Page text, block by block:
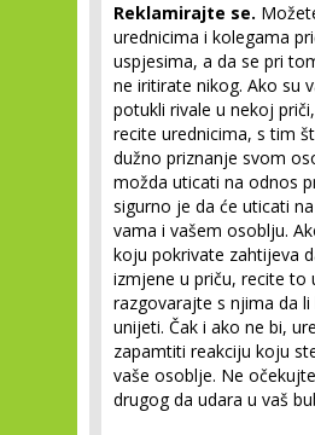
Reklamirajte se.
urednicima i kolegama
uspjesima, a da se pri
ne iritirate nikog. Ako su
potukli rivale u nekoj
recite urednicima, s tim
dužno priznanje svom
možda uticati na odnos
sigurno je da će uticati
vama i vašem osoblju.
koju pokrivate zahtijeva
izmjene u priču, recite to
razgovarajte s njima da li
unijeti. Čak i ako ne bi,
zapamtiti reakciju koju
vaše osoblje. Ne
drugog da udara u vaš